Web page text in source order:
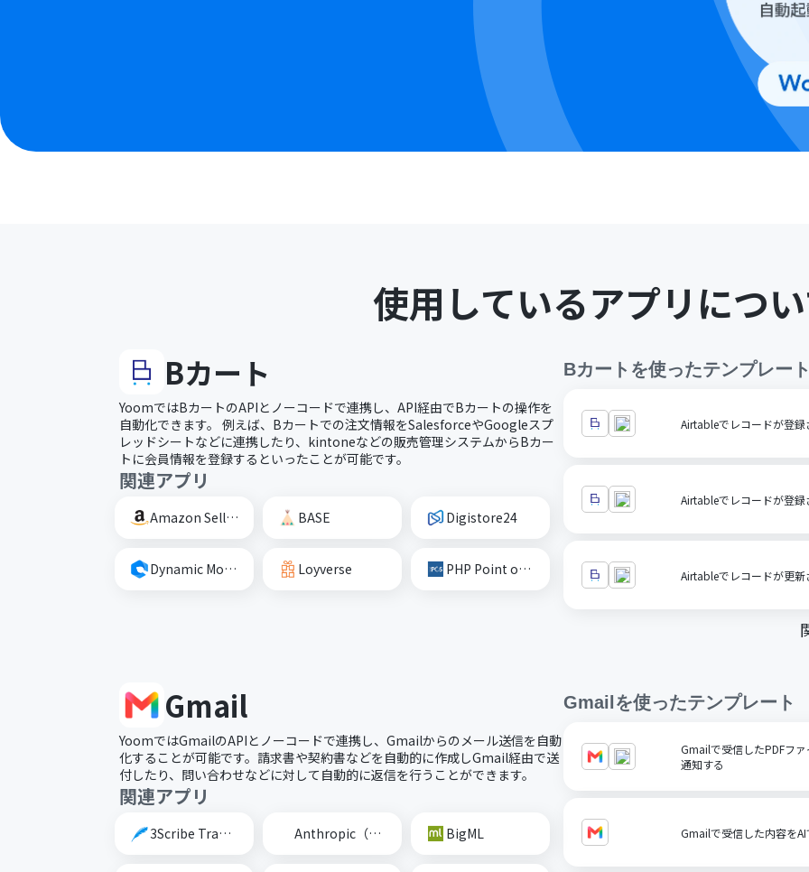
使用しているアプリにつ
Bカート
YoomではBカートのAPIとノーコードで連携し、API経由でBカートの操作を
自動化できます。 例えば、Bカートでの注文情報をSalesforceやGoogleスプ
レッドシートなどに連携したり、kintoneなどの販売管理システムからBカー
トに会員情報を登録するといったことが可能です。
関連アプリ
Amazon Seller Central BASE Digistore24
Dynamic Mockups Loyverse PHP Point of Sale
Bカート を使ったテンプレー
Airtableでレコードが登
Airtableでレコードが登
Airtableでレコードが更
Gmail
YoomではGmailのAPIとノーコードで連携し、Gmailからのメール送信を自動
化することが可能です。請求書や契約書などを自動的に作成しGmail経由で送
付したり、問い合わせなどに対して自動的に返信を行うことができます。
関連アプリ
3Scribe Transcription Anthropic（Claude） BigML
Gmail を使ったテンプレート
Gmailで受信したPDFフ
通知する
Gmailで受信した内容を